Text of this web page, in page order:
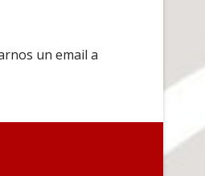
un email a